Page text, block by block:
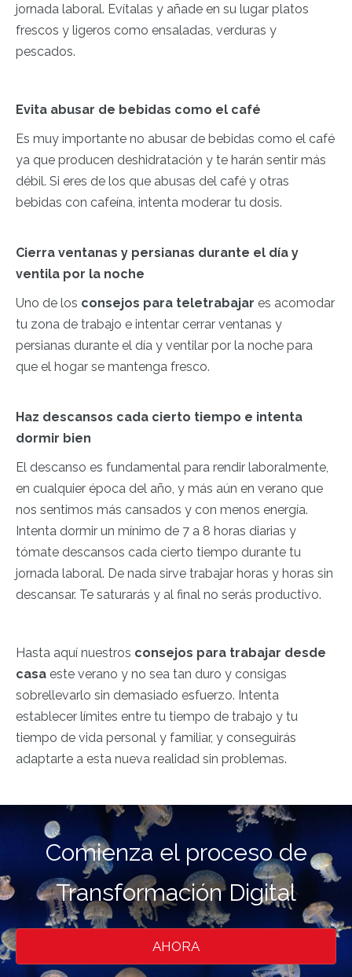
jornada laboral. Evítalas y añade en su lugar platos
frescos y ligeros como ensaladas, verduras y
pescados.
Evita abusar de bebidas como el café
Es muy importante no abusar de bebidas como el café
ya que producen deshidratación y te harán sentir más
débil. Si eres de los que abusas del café y otras
bebidas con cafeína, intenta moderar tu dosis.
Cierra ventanas y persianas durante el día y
ventila por la noche
Uno de los consejos para teletrabajar es acomodar
tu zona de trabajo e intentar cerrar ventanas y
persianas durante el día y ventilar por la noche para
que el hogar se mantenga fresco.
Haz descansos cada cierto tiempo e intenta
dormir bien
El descanso es fundamental para rendir laboralmente,
en cualquier época del año, y más aún en verano que
nos sentimos más cansados y con menos energía.
Intenta dormir un mínimo de 7 a 8 horas diarias y
tómate descansos cada cierto tiempo durante tu
jornada laboral. De nada sirve trabajar horas y horas sin
descansar. Te saturarás y al final no serás productivo.
Hasta aquí nuestros consejos para trabajar desde
casa este verano y no sea tan duro y consigas
sobrellevarlo sin demasiado esfuerzo. Intenta
establecer límites entre tu tiempo de trabajo y tu
tiempo de vida personal y familiar, y conseguirás
adaptarte a esta nueva realidad sin problemas.
Comienza el proceso de
Transformación Digital
AHORA